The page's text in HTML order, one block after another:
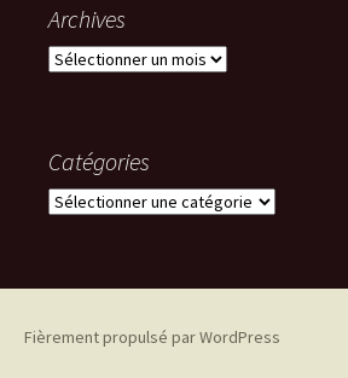
Archives
Archives
Catégories
Catégories
Fièrement propulsé par WordPress